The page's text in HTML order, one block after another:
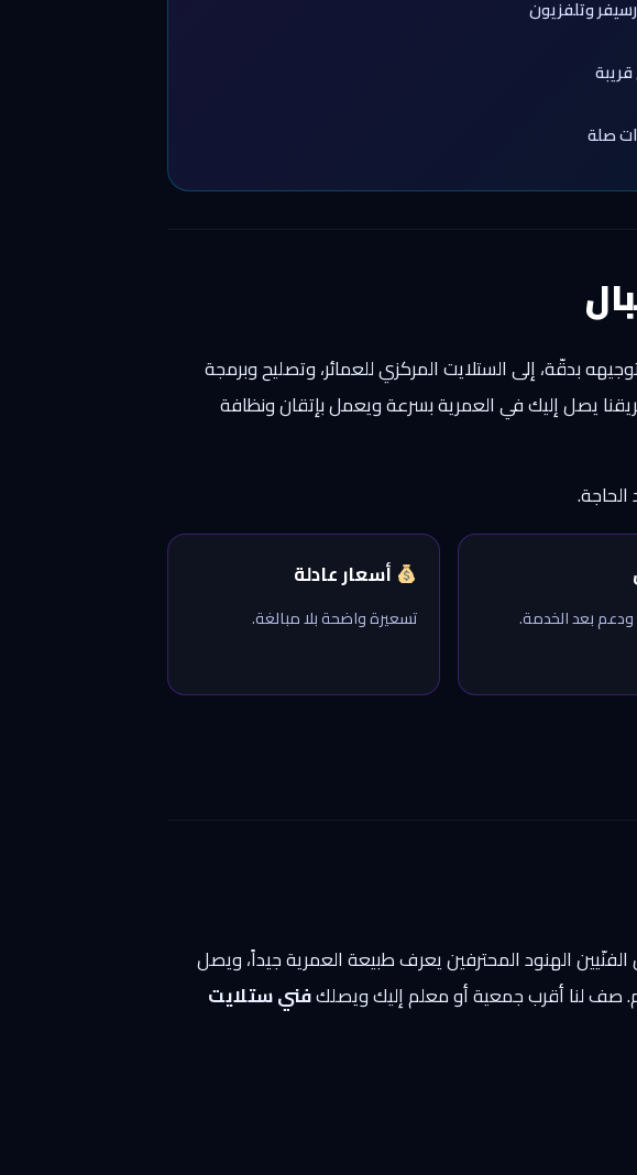
وتلفزيون
صلة
بدقّة، إلى الستلايت المركزي للعمائر، وتصليح وبرمجة
يصل إليك في العمرية بسرعة ويعمل بإتقان ونظافة
بعد الخدمة.
أسعار عادلة
تسعيرة واضحة بلا مبالغة.
الهنود المحترفين يعرف طبيعة العمرية جيداً، ويصل
صف لنا أقرب جمعية أو معلم إليك ويصلكفني ستلايت